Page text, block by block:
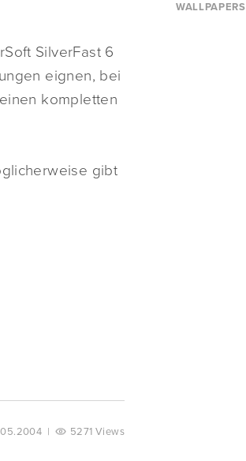
SilverFast 6
eignen, bei
kompletten
gibt
| 5271 Views
WALLPAPERS